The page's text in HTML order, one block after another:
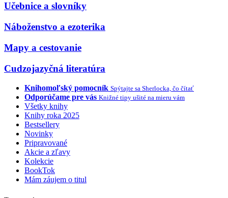
Učebnice a slovníky
Náboženstvo a ezoterika
Mapy a cestovanie
Cudzojazyčná literatúra
Knihomoľský pomocník Spýtajte sa Sherlocka, čo čítať
Odporúčame pre vás Knižné tipy ušité na mieru vám
Všetky knihy
Knihy roka 2025
Bestsellery
Novinky
Pripravované
Akcie a zľavy
Kolekcie
BookTok
Mám záujem o titul